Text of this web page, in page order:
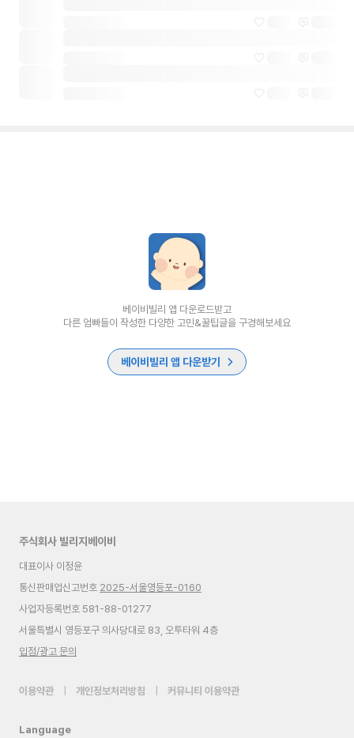
베이비빌리 앱 다운로드받고
다른 엄빠들이 작성한 다양한 고민&꿀팁글을 구경해보세요
베이비빌리 앱 다운받기
주식회사 빌리지베이비
대표이사 이정윤
통신판매업신고번호 2025-서울영등포-0160
사업자등록번호 581-88-01277
서울특별시 영등포구 의사당대로 83, 오투타워 4층
입점/광고 문의
이용약관 개인정보처리방침 커뮤니티 이용약관
Language